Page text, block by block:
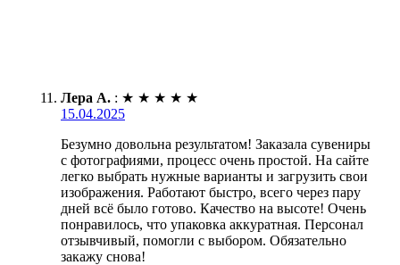
Лера А. : ★ ★ ★ ★ ★
15.04.2025
Безумно довольна результатом! Заказала сувениры
с фотографиями, процесс очень простой. На сайте
легко выбрать нужные варианты и загрузить свои
изображения. Работают быстро, всего через пару
дней всё было готово. Качество на высоте! Очень
понравилось, что упаковка аккуратная. Персонал
отзывчивый, помогли с выбором. Обязательно
закажу снова!